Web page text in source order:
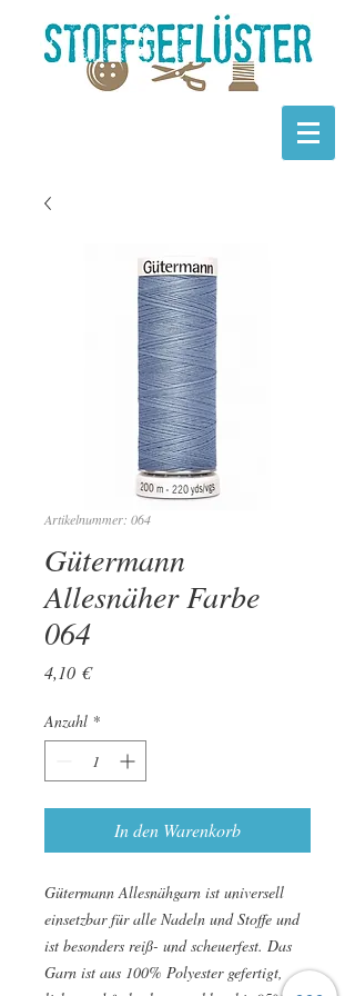
Artikelnummer: 064
Gütermann
Allesnäher Farbe
064
4,10 €Preis
Anzahl *
In den Warenkorb
Gütermann Allesnähgarn ist universell
einsetzbar für alle Nadeln und Stoffe und
ist besonders reiß- und scheuerfest. Das
Garn ist aus 100% Polyester gefertigt,